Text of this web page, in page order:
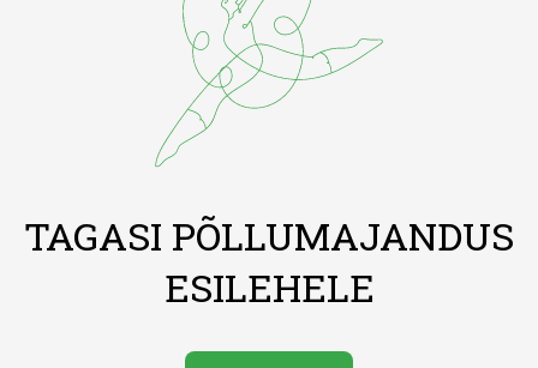
TAGASI PÕLLUMAJANDUS
ESILEHELE